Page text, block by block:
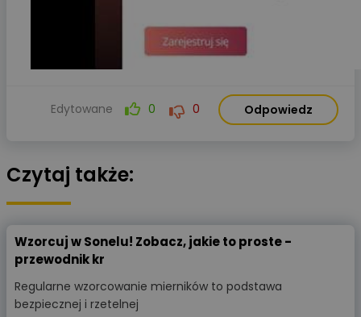
Edytowane 0 0 Odpowiedz
Czytaj także:
Wzorcuj w Sonelu! Zobacz, jakie to proste -
przewodnik kr
Regularne wzorcowanie mierników to podstawa
bezpiecznej i rzetelnej